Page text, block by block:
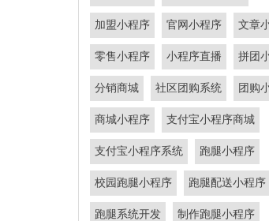
加盟小程序 官网小程序 文章
零售小程序 小程序直播 拼团
分销商城 社区团购系统 团购
商城小程序 支付宝小程序商城
支付宝小程序系统 跑腿小程序
校园跑腿小程序 跑腿配送小程序
跑腿系统开发 制作跑腿小程序